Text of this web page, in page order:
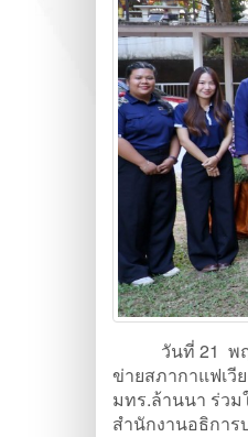
วันที่ 21 พฤ
ข่ายสภากาแฟเวี
มทร.ล้านนา ร่วม
สำนักงานอธิกา